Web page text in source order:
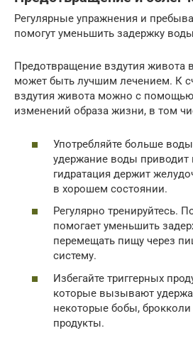
Регулярные упражнения и
помогут уменьшить задержку
Предотвращение вздутия живота
может быть лучшим лечением. К
вздутия живота можно с
изменений образа жизни, в том
Употребляйте больше
удержание воды приводит
гидратация держит
в хорошем состоянии.
Регулярно тренируйтесь.
помогает уменьшить
перемещать пищу через
систему.
Избегайте триггерных
которые вызывают
некоторые бобы,
продукты.